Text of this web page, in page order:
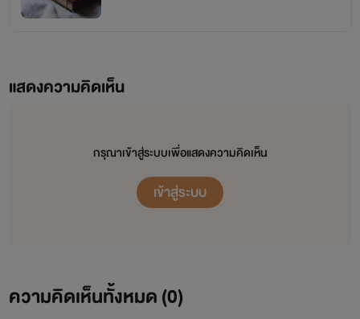
แสดงความคิดเห็น
กรุณาเข้าสู่ระบบเพื่อแสดงความคิดเห็น
เข้าสู่ระบบ
ความคิดเห็นทั้งหมด (0)